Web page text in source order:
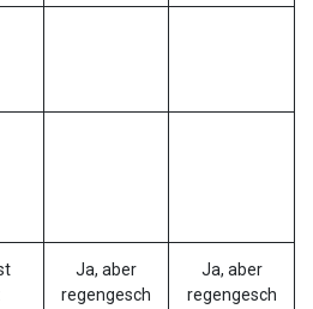
Ja, aber
regengesch
Ja, aber
regengesch